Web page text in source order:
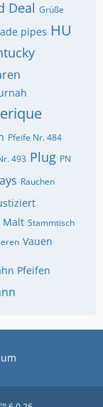
Deal Grüße
pipes HU
Pfeife Nr. 484
493 Plug PN
Rauchen
Malt Stammtisch
Vauen
Pfeifen